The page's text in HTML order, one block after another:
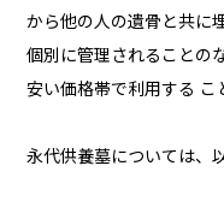
から他の人の遺骨と共に
個別に管理されることの
安い価格帯で利用する こ
永代供養墓については、